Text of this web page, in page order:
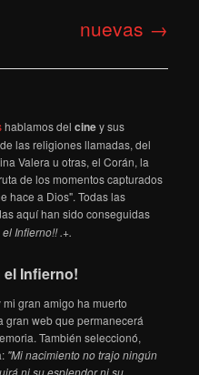
nuevas →
hablamos delciney sus
las religiones llamadas, del
Valera u otras, el Corán, la
de los momentos capturados
hace a Dios". Todas las
aquí han sido conseguidas
Infierno!! .+.
el Infierno!
gran amigo ha muerto
gran web que permanecerá
También seleccionó,
"Mi nacimiento no trajo ningún